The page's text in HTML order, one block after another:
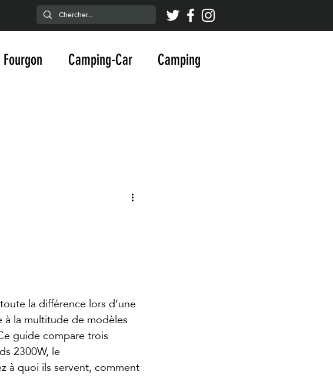
Camping-Car Camping
la différence lors d’une
à la multitude de modèles
guide compare trois
2300W, le
à quoi ils servent, comment